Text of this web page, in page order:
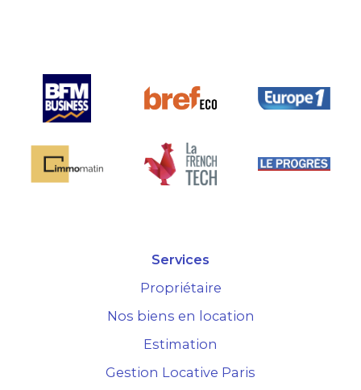
Services
Propriétaire
Nos biens en location
Estimation
Gestion Locative Paris